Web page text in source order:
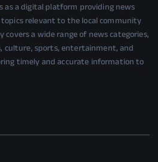
as a digital platform providing news
relevant to the local community
covers a wide range of news categories,
culture, sports, entertainment, and
timely and accurate information to